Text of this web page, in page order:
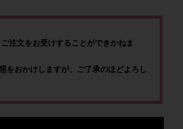
注文をお受けすることができかねま
をおかけしますが、ご了承のほどよろし